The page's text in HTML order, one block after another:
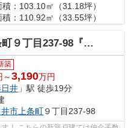
：103.10㎡（31.18坪）
積：110.92㎡（33.55坪）
98『仲介料無料』新築戸建て
築
～3,190万円
井 」駅 徒歩19分
市 上条町９丁目237-98